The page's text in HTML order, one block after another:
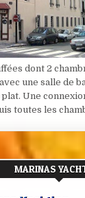
dont 2
une salle de
Une
toutes les
MARINAS